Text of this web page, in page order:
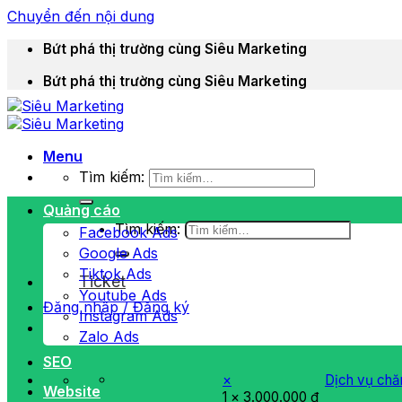
Chuyển đến nội dung
Bứt phá thị trường cùng Siêu Marketing
Bứt phá thị trường cùng Siêu Marketing
Menu
Tìm kiếm:
Tìm kiếm:
Ticket
Đăng nhập / Đăng ký
×
Dịch vụ
1 × 3.000.000 ₫
Quảng cáo
Facebook Ads
Google Ads
Tiktok Ads
Youtube Ads
Instagram Ads
Zalo Ads
SEO
Website